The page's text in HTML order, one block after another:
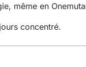
même en
concentré.